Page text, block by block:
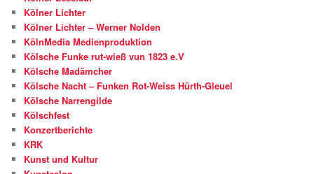
Kölner Lichter
Kölner Lichter – Werner Nolden
KölnMedia Medienproduktion
Kölsche Funke rut-wieß vun 1823 e.V
Kölsche Madämcher
Kölsche Nacht – Funken Rot-Weiss Hürth-Gleuel
Kölsche Narrengilde
Kölschfest
Konzertberichte
KRK
Kunst und Kultur